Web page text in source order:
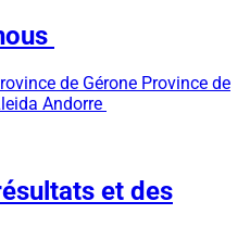
de Gérone Province de
Andorre
et des